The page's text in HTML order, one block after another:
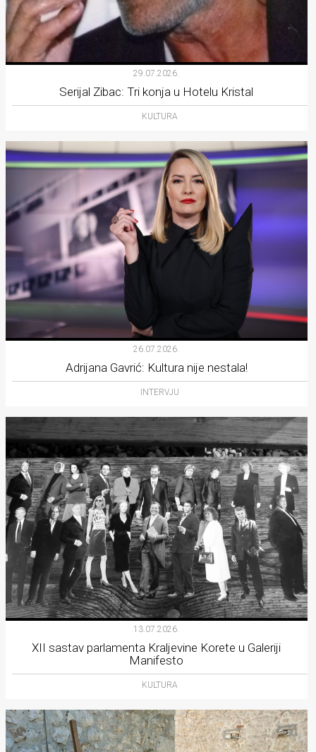
29.07.2026.
Serijal Zibac: Tri konja u Hotelu Kristal
KULTURA
26.07.2026.
Adrijana Gavrić: Kultura nije nestala!
INTERVJU
13.07.2026.
XII sastav parlamenta Kraljevine Korete u Galeriji
Manifesto
KULTURA